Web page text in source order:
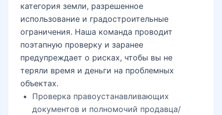
категория земли, разрешенное
использование и градостроительные
ограничения. Наша команда проводит
поэтапную проверку и заранее
предупреждает о рисках, чтобы вы не
теряли время и деньги на проблемных
объектах.
Проверка правоустанавливающих
документов и полномочий продавца/